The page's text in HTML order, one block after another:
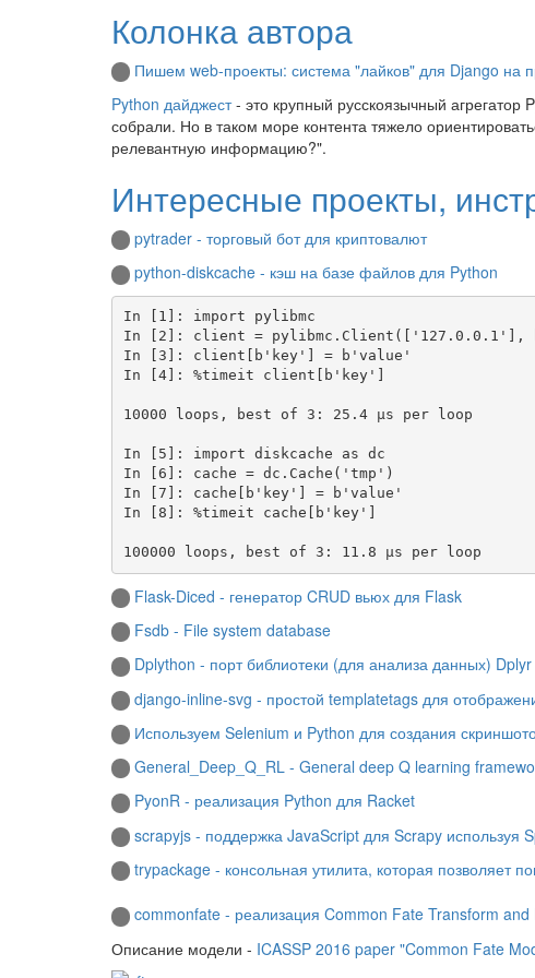
Колонка автора
Пишем web-проекты: система "лайков" для Django на
Python дайджест- это крупный русскоязычный агрегатор
собрали. Но в таком море контента тяжело
релевантную информацию?".
Интересные проекты,
pytrader - торговый бот для криптовалют
python-diskcache - кэш на базе файлов для Python
In [1]: import pylibmc
In [2]: client = pylibmc.Client(['127.0.0.1'],
In [3]: client[b'key'] = b'value'
In [4]: %timeit client[b'key']
10000 loops, best of 3: 25.4 µs per loop
In [5]: import diskcache as dc
In [6]: cache = dc.Cache('tmp')
In [7]: cache[b'key'] = b'value'
In [8]: %timeit cache[b'key']
Flask-Diced - генератор CRUD вьюх для Flask
Fsdb - File system database
Dplython - порт библиотеки (для анализа данных)
django-inline-svg - простой templatetags для
Используем Selenium и Python для создания
General_Deep_Q_RL - General deep Q learning
PyonR - реализация Python для Racket
scrapyjs - поддержка JavaScript для Scrapy используя
trypackage - консольная утилита, которая позволяет
commonfate - реализация Common Fate Transform and
Описание модели - ICASSP 2016 paper "Common Fate